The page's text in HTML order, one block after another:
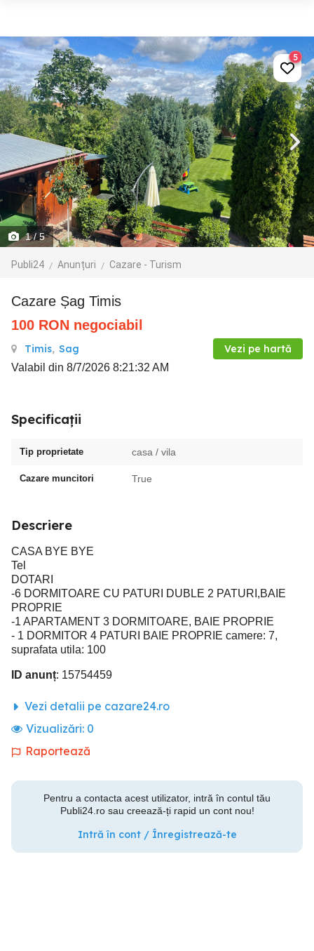
1/ 5
Publi24 Anunțuri Cazare - Turism
5
Cazare Șag Timis
100 RON negociabil
Timis, Sag Vezi pe hartă
Valabil din 8/7/2026 8:21:32 AM
Specificații
Tip proprietate casa / vila
Cazare muncitori True
Descriere
CASA BYE BYE
Tel
DOTARI
-6 DORMITOARE CU PATURI DUBLE 2 PATURI,BAIE
PROPRIE
-1 APARTAMENT 3 DORMITOARE, BAIE PROPRIE
- 1 DORMITOR 4 PATURI BAIE PROPRIE camere: 7,
suprafata utila: 100
ID anunț: 15754459
Vezi detalii pe cazare24.ro
Vizualizări: 0
Raportează
Pentru a contacta acest utilizator, intră în contul tău
Publi24.ro sau creează-ți rapid un cont nou!
Intră în cont / Înregistrează-te